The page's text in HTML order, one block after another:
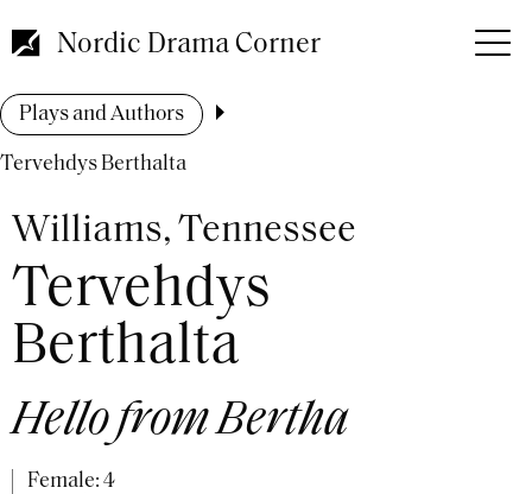
to
main
Nordic Drama Corner
Breadcrumb
Plays and Authors
Tervehdys Berthalta
Williams, Tennessee
Tervehdys
Berthalta
Hello from Bertha
Female: 4